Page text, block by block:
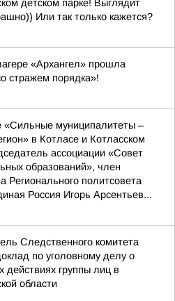
детском парке! Выглядит
Или так только кажется?
«Архангел» прошла
стражем порядка»!
муниципалитеты –
в Котласе и Котласском
ассоциации «Совет
образований», член
Регионального политсовета
Россия Игорь Арсентьев...
Следственного комитета
по уголовному делу о
действиях группы лиц в
области